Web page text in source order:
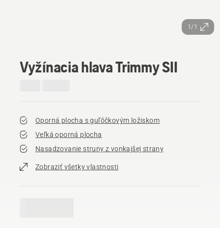
1/1
Vyžínacia hlava Trimmy SII
Oporná plocha s guľôčkovým ložiskom
Veľká oporná plocha
Nasadzovanie struny z vonkajšej strany
Zobraziť všetky vlastnosti